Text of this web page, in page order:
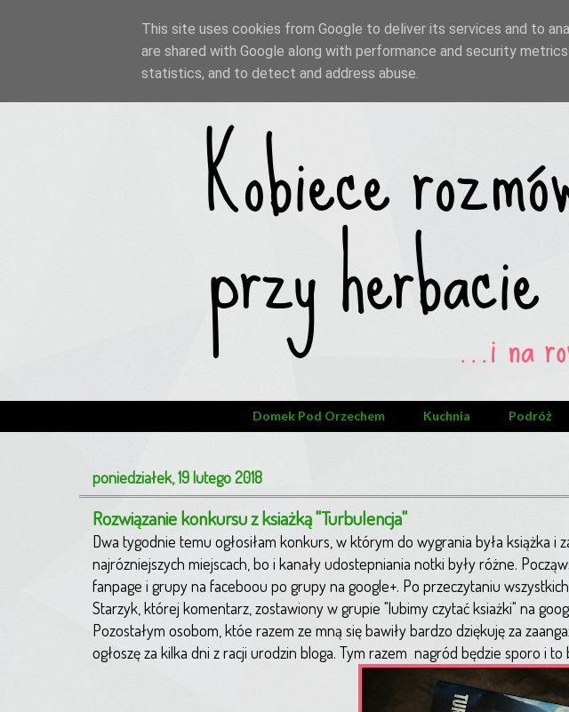
Domek Pod Orzechem Kuchnia Podróż
poniedziałek, 19 lutego 2018
Rozwiązanie konkursu z ksiażką "Turbulencja"
Dwa tygodnie temu ogłosiłam konkurs, w którym do wygrania była książka i
najrózniejszych miejscach, bo i kanały udostepniania notki były różne.
fanpage i grupy na faceboou po grupy na google+. Po przeczytaniu
Starzyk, której komentarz, zostawiony w grupie "lubimy czytać ksiażki" na
Pozostałym osobom, któe razem ze mną się bawiły bardzo dziękuję za
ogłoszę za kilka dni z racji urodzin bloga. Tym razem nagród będzie sporo i to
This site uses cookies from Google to deliver its services and to
are shared with Google along with performance and security
statistics, and to detect and address abuse.